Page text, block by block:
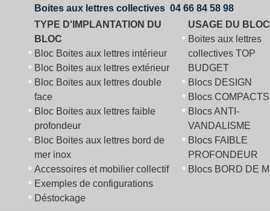
Boites aux lettres collectives 04 66 84 58 98
TYPE D'IMPLANTATION DU
BLOC
Bloc Boites aux lettres intérieur
Bloc Boites aux lettres extérieur
Bloc Boites aux lettres double
face
Bloc Boites aux lettres faible
profondeur
Bloc Boites aux lettres bord de
mer inox
Accessoires et mobilier collectif
Exemples de configurations
Déstockage
USAGE DU BLOC
Boites aux lettres
collectives TOP
BUDGET
Blocs DESIGN
Blocs COMPACTS
Blocs ANTI-
VANDALISME
Blocs FAIBLE
PROFONDEUR
Blocs BORD DE